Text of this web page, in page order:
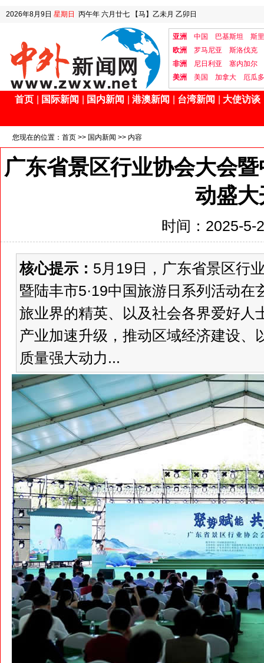
2026年8月9日 星期日 丙午年 六月廿七 【马】乙未月 乙卯日
亚洲 中国 巴基斯坦
斯
欧洲
罗马尼亚
斯洛伐克
非洲
尼日利亚
塞内加尔
美洲
美国 加拿大 厄瓜
首页 国际新闻 国内新闻 港澳新闻 台湾新闻 大使访谈
您现在的位置： 首页 >> 国内新闻 >> 内容
广东省景区行业协会大会
动盛大
时间：2025-5-
核心提示： 5月19日，广东省景区行
暨陆丰市5·19中国旅游日系列活动
旅业界的精英、以及社会各界爱好人
产业加速升级，推动区域经济建设、
质量强大动力...